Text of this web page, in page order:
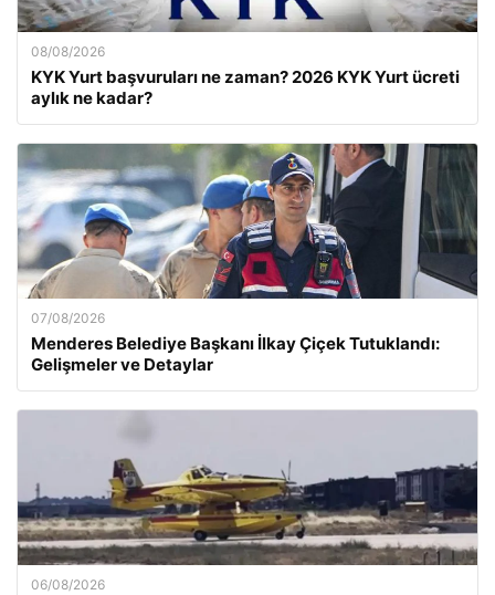
08/08/2026
KYK Yurt başvuruları ne zaman? 2026 KYK Yurt ücreti
aylık ne kadar?
07/08/2026
Menderes Belediye Başkanı İlkay Çiçek Tutuklandı:
Gelişmeler ve Detaylar
06/08/2026